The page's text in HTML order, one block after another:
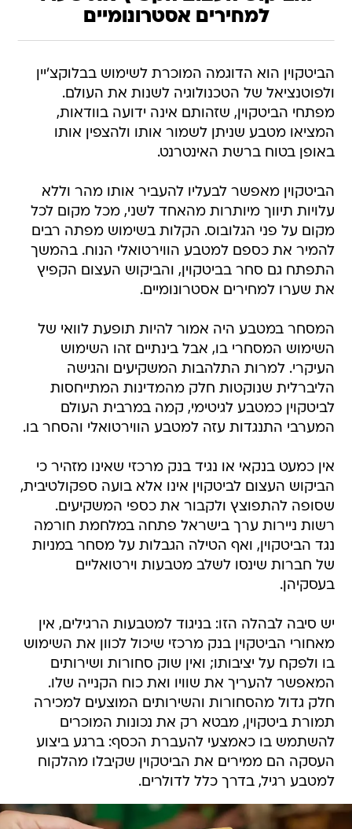
למחירים אסטרונומיים
הביטקוין הוא הדוגמה המוכרת לשימוש בבלוקצ'יין
ולפוטנציאל של הטכנולוגיה לשנות את העולם.
מפתחי הביטקוין, שזהותם אינה ידועה בוודאות,
המציאו מטבע שניתן לשמור אותו ולהצפין אותו
באופן בטוח ברשת האינטרנט.
הביטקוין מאפשר לבעליו להעביר אותו מהר וללא
עלויות תיווך מיותרות מהאחד לשני, מכל מקום לכל
מקום על פני הגלובוס. הקלות בשימוש מפתה רבים
להמיר את כספם למטבע הווירטואלי הנוח. בהמשך
התפתח גם סחר בביטקוין, והביקוש העצום הקפיץ
את שערו למחירים אסטרונומיים.
המסחר במטבע היה אמור להיות תופעת לוואי של
השימוש המסחרי בו, אבל בינתיים זהו השימוש
העיקרי. למרות התלהבות המשקיעים והגישה
הליברלית שנוקטות חלק מהמדינות המתייחסות
לביטקוין כמטבע לגיטימי, קמה במרבית העולם
המערבי התנגדות עזה למטבע הווירטואלי והסחר בו.
אין כמעט בנקאי או נגיד בנק מרכזי שאינו מזהיר כי
הביקוש העצום לביטקוין אינו אלא בועה ספקולטיבית,
שסופה להתפוצץ ולקבור את כספי המשקיעים.
רשות ניירות ערך בישראל פתחה במלחמת חורמה
נגד הביטקוין, ואף הטילה הגבלות על מסחר במניות
של חברות שינסו לשלב מטבעות וירטואליים
בעסקיהן.
יש סיבה לבהלה הזו: בניגוד למטבעות הרגילים, אין
מאחורי הביטקוין בנק מרכזי שיכול לכוון את השימוש
בו ולפקח על יציבותו; ואין שוק סחורות ושירותים
המאפשר להעריך את שוויו ואת כוח הקנייה שלו.
חלק גדול מהסחורות והשירותים המוצעים למכירה
תמורת ביטקוין, מבטא רק את נכונות המוכרים
להשתמש בו כאמצעי להעברת הכסף: ברגע ביצוע
העסקה הם ממירים את הביטקוין שקיבלו מהלקוח
למטבע רגיל, בדרך כלל לדולרים.